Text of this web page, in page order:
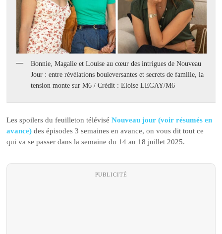
Bonnie, Magalie et Louise au cœur des intrigues de Nouveau
Jour : entre révélations bouleversantes et secrets de famille, la
tension monte sur M6 / Crédit : Eloise LEGAY/M6
Les spoilers du feuilleton téléviséNouveau jour (voir résumés en
avance)des épisodes 3 semaines en avance, on vous dit tout ce
qui va se passer dans la semaine du 14 au 18 juillet 2025.
PUBLICITÉ